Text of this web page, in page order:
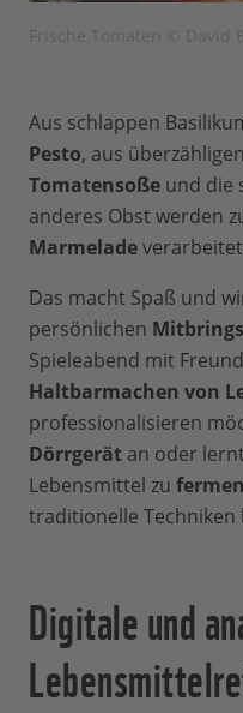
Aus schlappen
Pesto, aus
Tomatensoße und die
anderes Obst werden
Marmelade
Das macht Spaß und
persönlichen
Spieleabend mit
Haltbarmachen von
professionalisieren
Dörrgerät an oder
Lebensmittel zu
traditionelle Techniken
Digitale und